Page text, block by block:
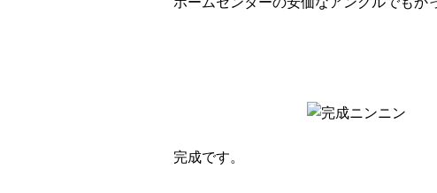
完成です。